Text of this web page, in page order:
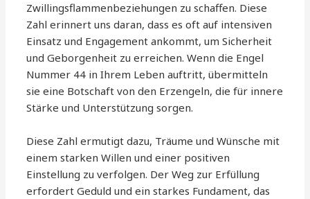
Zwillingsflammenbeziehungen zu schaffen. Diese
Zahl erinnert uns daran, dass es oft auf intensiven
Einsatz und Engagement ankommt, um Sicherheit
und Geborgenheit zu erreichen. Wenn die Engel
Nummer 44 in Ihrem Leben auftritt, übermitteln
sie eine Botschaft von den Erzengeln, die für innere
Stärke und Unterstützung sorgen.
Diese Zahl ermutigt dazu, Träume und Wünsche mit
einem starken Willen und einer positiven
Einstellung zu verfolgen. Der Weg zur Erfüllung
erfordert Geduld und ein starkes Fundament, das